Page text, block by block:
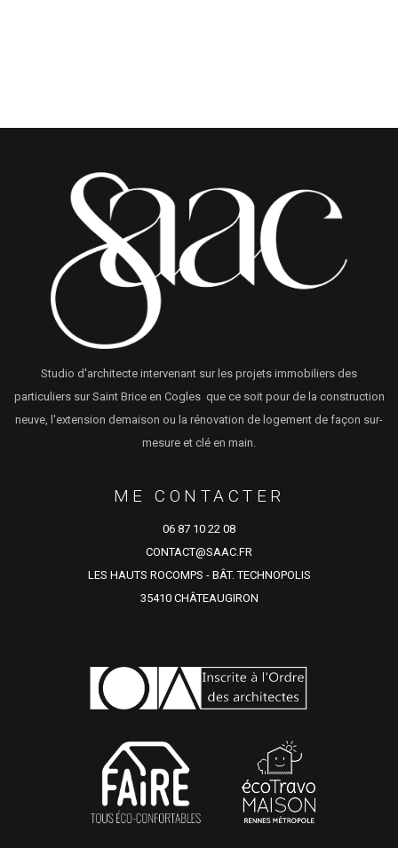
Studio d'architecte intervenant sur les projets immobiliers des
particuliers sur Saint Brice en Cogles que ce soit pour de la construction
neuve, l'extension demaison ou la rénovation de logement de façon sur-
mesure et clé en main.
ME CONTACTER
06 87 10 22 08
CONTACT@SAAC.FR
LES HAUTS ROCOMPS - BÂT. TECHNOPOLIS
35410 CHÂTEAUGIRON